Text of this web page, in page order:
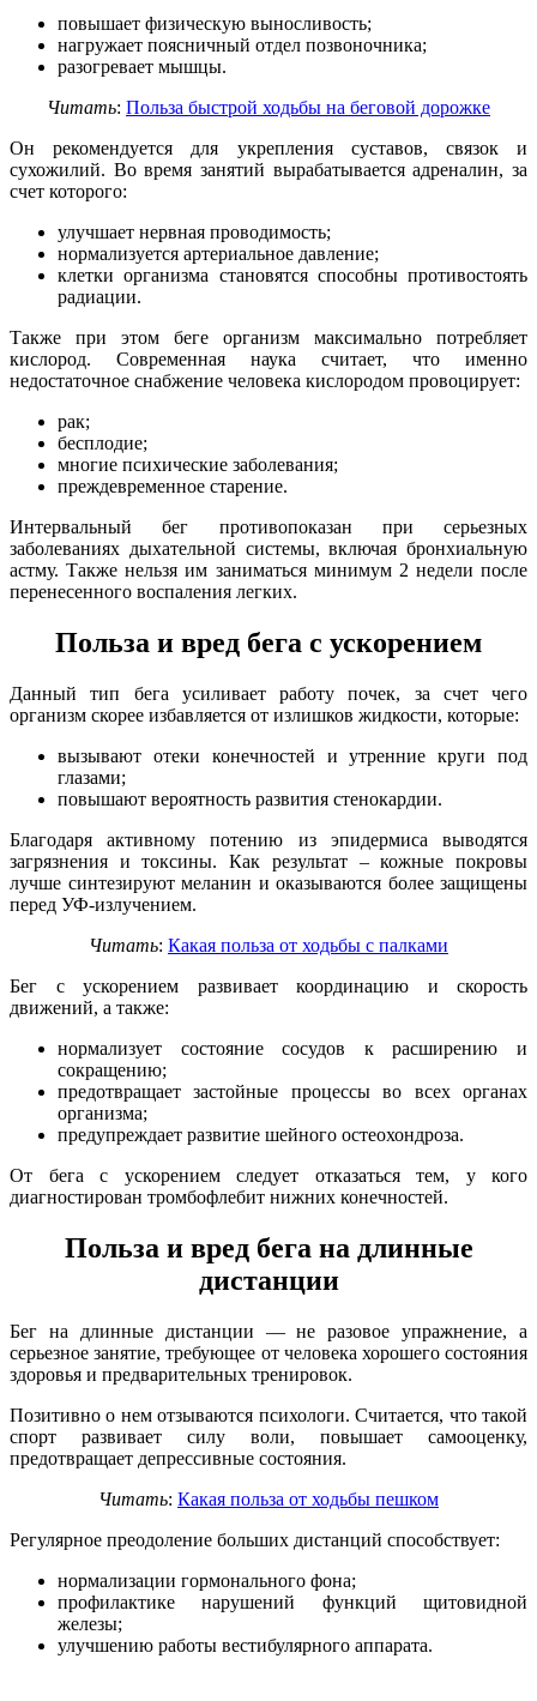
повышает физическую выносливость;
нагружает поясничный отдел позвоночника;
разогревает мышцы.
Читать: Польза быстрой ходьбы на беговой дорожке
Он рекомендуется для укрепления суставов, связок и
сухожилий. Во время занятий вырабатывается адреналин, за
счет которого:
улучшает нервная проводимость;
нормализуется артериальное давление;
клетки организма становятся способны противостоять
радиации.
Также при этом беге организм максимально потребляет
кислород. Современная наука считает, что именно
недостаточное снабжение человека кислородом провоцирует:
рак;
бесплодие;
многие психические заболевания;
преждевременное старение.
Интервальный бег противопоказан при серьезных
заболеваниях дыхательной системы, включая бронхиальную
астму. Также нельзя им заниматься минимум 2 недели после
перенесенного воспаления легких.
Польза и вред бега с ускорением
Данный тип бега усиливает работу почек, за счет чего
организм скорее избавляется от излишков жидкости, которые:
вызывают отеки конечностей и утренние круги под
глазами;
повышают вероятность развития стенокардии.
Благодаря активному потению из эпидермиса выводятся
загрязнения и токсины. Как результат – кожные покровы
лучше синтезируют меланин и оказываются более защищены
перед УФ-излучением.
Читать: Какая польза от ходьбы с палками
Бег с ускорением развивает координацию и скорость
движений, а также:
нормализует состояние сосудов к расширению и
сокращению;
предотвращает застойные процессы во всех органах
организма;
предупреждает развитие шейного остеохондроза.
От бега с ускорением следует отказаться тем, у кого
диагностирован тромбофлебит нижних конечностей.
Польза и вред бега на длинные
дистанции
Бег на длинные дистанции — не разовое упражнение, а
серьезное занятие, требующее от человека хорошего состояния
здоровья и предварительных тренировок.
Позитивно о нем отзываются психологи. Считается, что такой
спорт развивает силу воли, повышает самооценку,
предотвращает депрессивные состояния.
Читать: Какая польза от ходьбы пешком
Регулярное преодоление больших дистанций способствует:
нормализации гормонального фона;
профилактике нарушений функций щитовидной
железы;
улучшению работы вестибулярного аппарата.